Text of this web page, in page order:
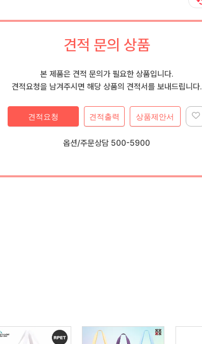
견적 문의 상품
본 제품은 견적 문의가 필요한 상품입니다.
견적요청을 남겨주시면 해당 상품의 견적서를 보내드립니다.
견적요청 상품제안서
견적출력
옵션/주문상담 500-5900